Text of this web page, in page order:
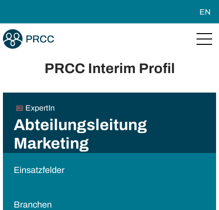
EN
PRCC Interim Profil
ExpertIn
Abteilungsleitung
Marketing
Einsatzfelder
Branchen